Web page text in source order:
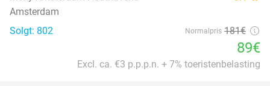
Amsterdam
Solgt: 802
Normalpris 181€
89€
Excl. ca. €3 p.p.p.n. + 7% toeristenbelasting